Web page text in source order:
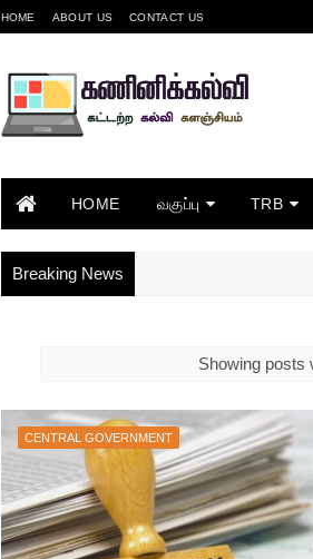
HOME ABOUT US CONTACT US
HOME வகுப்பு TRB
Breaking News
Showing posts
CENTRAL GOVERNMENT